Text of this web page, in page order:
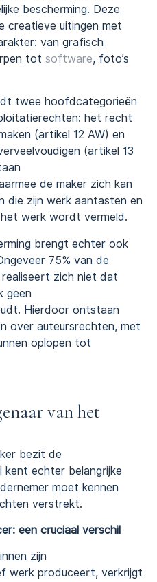
bescherming. Deze
creatieve uitingen met
van grafisch
tot software, foto’s
twee hoofdcategorieën
het recht
(artikel 12 AW) en
(artikel 13
de maker zich kan
die zijn werk aantasten en
werk wordt vermeld.
brengt echter ook
75% van de
zich niet dat
geen
Hierdoor ontstaan
over auteursrechten, met
oplopen tot
van het
bezit de
kent echter belangrijke
moet kennen
verstrekt.
een cruciaal verschil
zijn
werk produceert, verkrijgt